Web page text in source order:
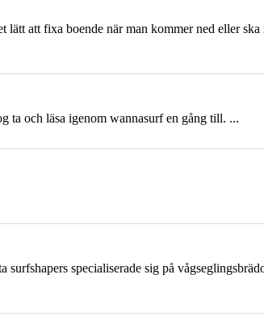
att fixa boende när man kommer ned eller
ta och läsa igenom wannasurf en gång till. ...
specialiserade sig på